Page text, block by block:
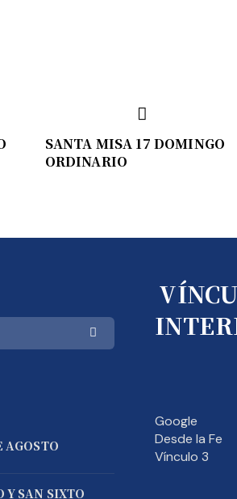
SANTA MISA 17 DOMINGO
ORDINARIO
AGOSTO
Y SAN SIXTO
Google
Desde la Fe
Vínculo 3